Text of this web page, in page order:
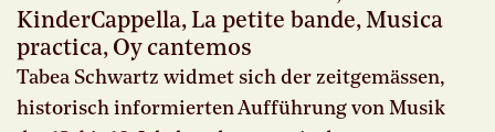
KinderCappella, La petite bande, Musica
practica, Oy cantemos
Tabea Schwartz widmet sich der zeitgemässen,
historisch informierten Aufführung von Musik